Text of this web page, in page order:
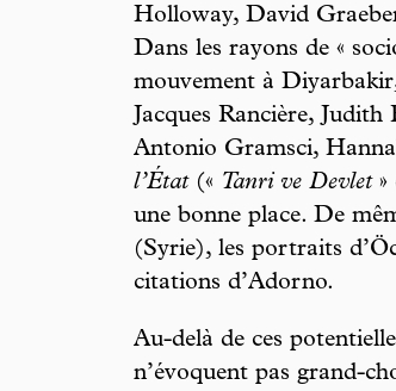
Holloway, David
Dans les rayons de «
mouvement à
Jacques Rancière,
Antonio Gramsci,
l’État (« Tanri ve Devlet»
une bonne place. De
(Syrie), les portraits
citations d’Adorno.
Au-delà de ces
n’évoquent pas grand-